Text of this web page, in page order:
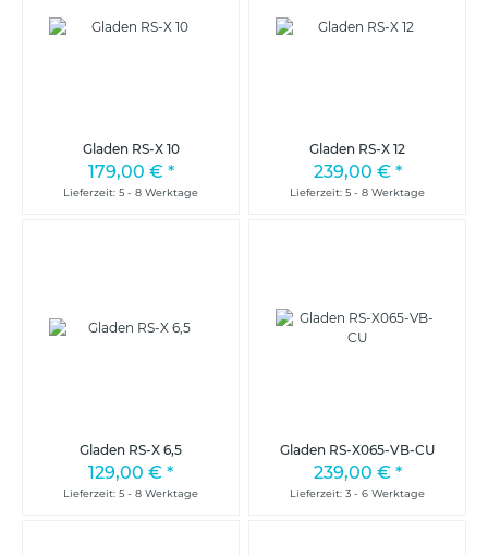
Gladen RS-X 10
179,00 € *
Lieferzeit: 5 - 8 Werktage
Gladen RS-X 12
239,00 € *
Lieferzeit: 5 - 8 Werktage
Gladen RS-X 6,5
129,00 € *
Lieferzeit: 5 - 8 Werktage
Gladen RS-X065-VB-CU
239,00 € *
Lieferzeit: 3 - 6 Werktage